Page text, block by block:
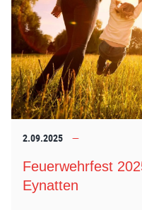
2.09.2025
Feuerwehrfest
Eynatten